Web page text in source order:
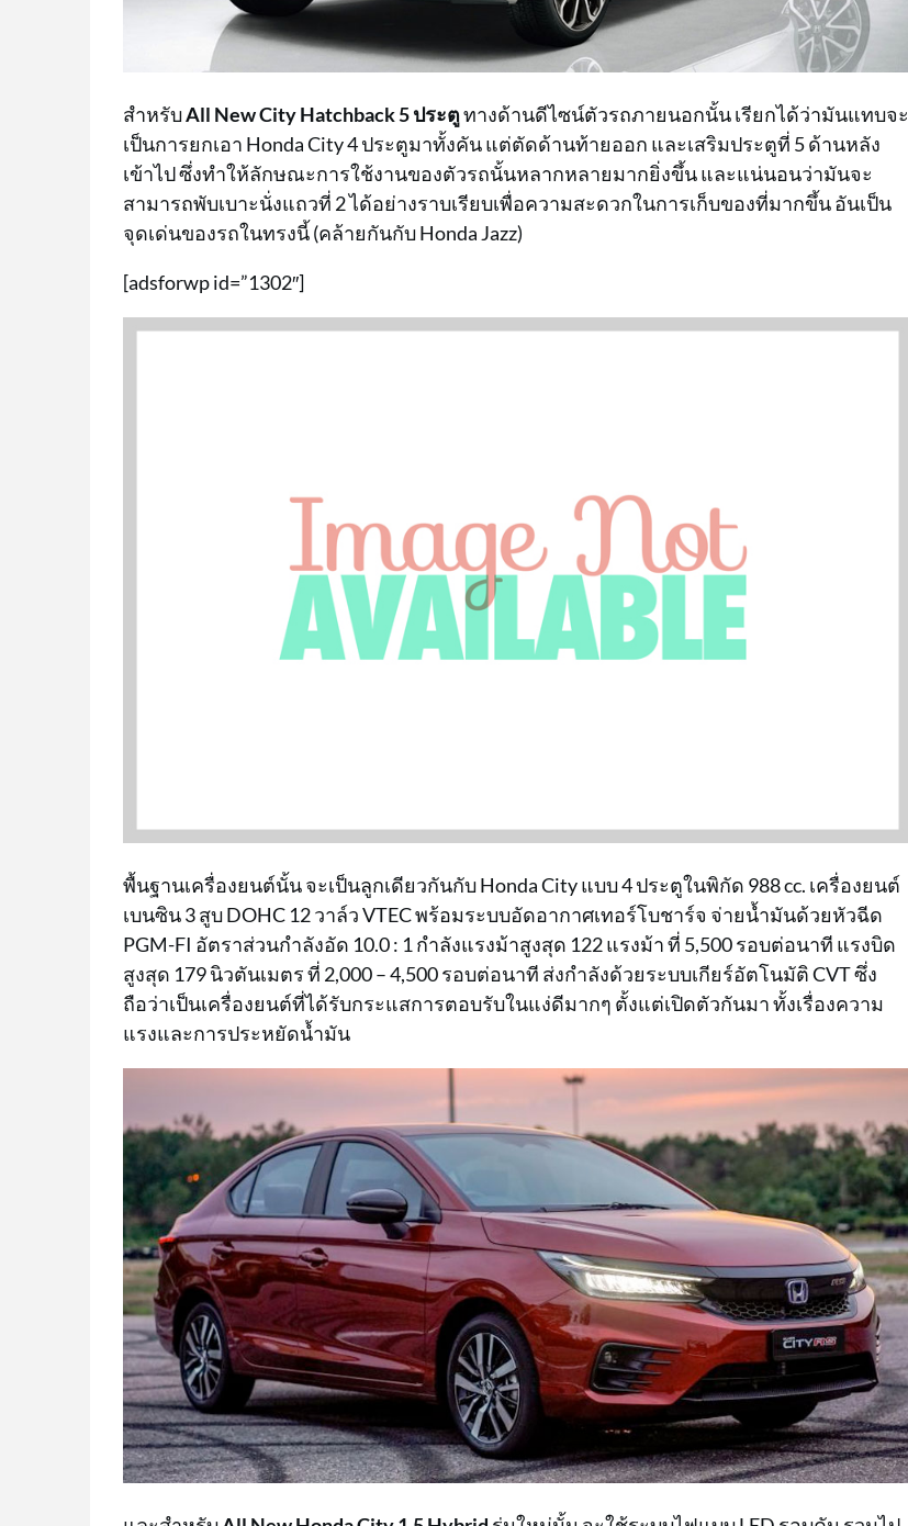
สำหรับAll New City Hatchback 5 ประตูทางด้านดีไซน์ตัวรถภายนอกนั้น เรียกได้ว่ามันแทบจะ
เป็นการยกเอา Honda City 4 ประตูมาทั้งคัน แต่ตัดด้านท้ายออก และเสริมประตูที่ 5 ด้านหลัง
เข้าไป ซึ่งทำให้ลักษณะการใช้งานของตัวรถนั้นหลากหลายมากยิ่งขึ้น และแน่นอนว่ามันจะ
สามารถพับเบาะนั่งแถวที่ 2 ได้อย่างราบเรียบเพื่อความสะดวกในการเก็บของที่มากขึ้น อันเป็น
จุดเด่นของรถในทรงนี้ (คล้ายกันกับ Honda Jazz)
[adsforwp id=”1302″]
พื้นฐานเครื่องยนต์นั้น จะเป็นลูกเดียวกันกับ Honda City แบบ 4 ประตูในพิกัด 988 cc. เครื่องยนต์
เบนซิน 3 สูบ DOHC 12 วาล์ว VTEC พร้อมระบบอัดอากาศเทอร์โบชาร์จ จ่ายน้ำมันด้วยหัวฉีด
PGM-FI อัตราส่วนกำลังอัด 10.0 : 1 กำลังแรงม้าสูงสุด 122 แรงม้า ที่ 5,500 รอบต่อนาที แรงบิด
สูงสุด 179 นิวตันเมตร ที่ 2,000 – 4,500 รอบต่อนาที ส่งกำลังด้วยระบบเกียร์อัตโนมัติ CVT ซึ่ง
ถือว่าเป็นเครื่องยนต์ที่ได้รับกระแสการตอบรับในแง่ดีมากๆ ตั้งแต่เปิดตัวกันมา ทั้งเรื่องความ
แรงและการประหยัดน้ำมัน